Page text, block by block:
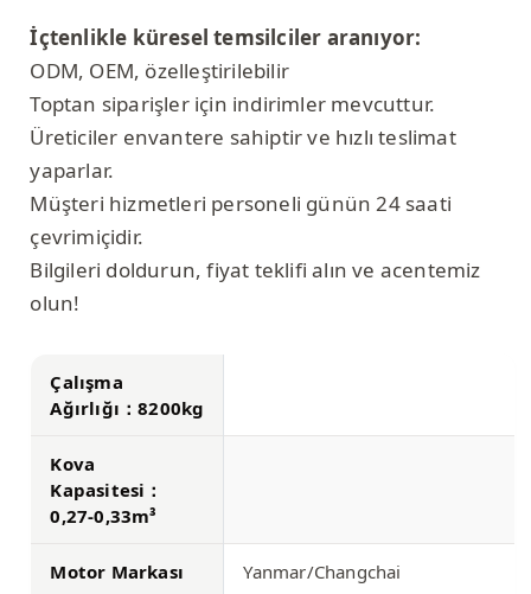
İçtenlikle küresel temsilciler aranıyor:
ODM, OEM, özelleştirilebilir
Toptan siparişler için indirimler mevcuttur.
Üreticiler envantere sahiptir ve hızlı teslimat
yaparlar.
Müşteri hizmetleri personeli günün 24 saati
çevrimiçidir.
Bilgileri doldurun, fiyat teklifi alın ve acentemiz
olun!
Çalışma
Ağırlığı：8200kg
Kova
Kapasitesi：
0,27-0,33m³
Motor Markası Yanmar/Changchai